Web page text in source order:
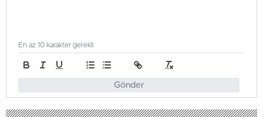
Gönder
En az 10 karakter gerekli